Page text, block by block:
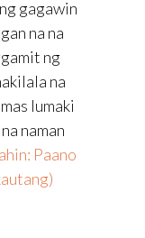
gagawin
na na
ng
na
lumaki
naman
Paano